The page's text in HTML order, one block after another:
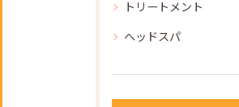
トリートメント
ヘッドスパ